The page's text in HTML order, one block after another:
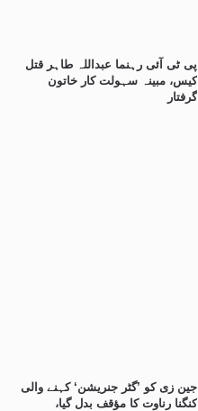
پی ٹی آئی رہنما عبداللہ طاہر قتل
کیس، مبینہ سہولت کار خاتون
گرفتار
جین زی کو ’گٹر جنریشن‘ کہنے والی
کنگنا رناوت کا مؤقف بدل گیا،